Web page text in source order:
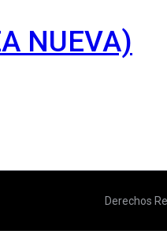
NUEVA)
Derechos